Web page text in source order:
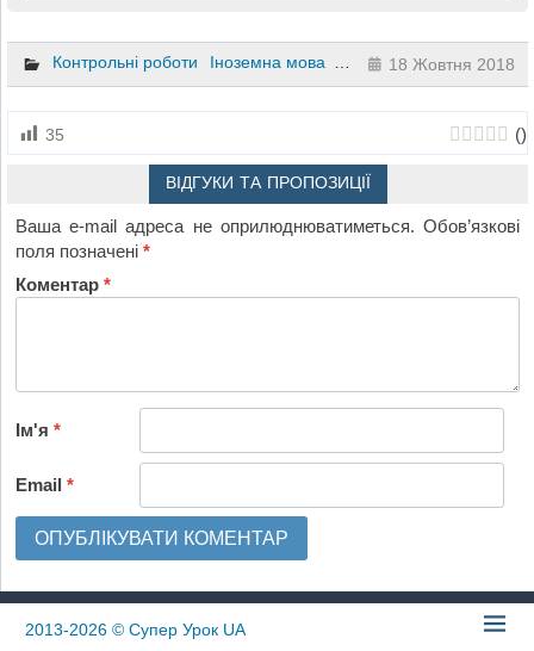
Контрольні роботи Іноземна мова 8 клас 18 Жовтня 2018
35 ()
ВІДГУКИ ТА ПРОПОЗИЦІЇ
Ваша e-mail адреса не оприлюднюватиметься. Обов’язкові
поля позначені*
Коментар*
Ім'я*
Email*
2013-2026 © Супер Урок UA